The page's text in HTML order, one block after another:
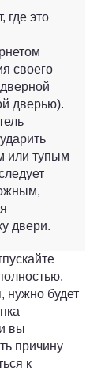
где это
своего
дверью).
или тупым
двери.
нужно будет
вы
причину
к